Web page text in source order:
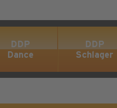
DDP
Dance
DDP
Schlager